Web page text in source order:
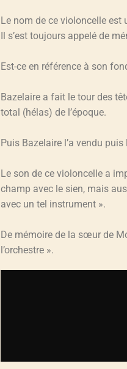
Le nom de ce violoncelle est
Il s’est toujours appelé de
Est-ce en référence à son
Bazelaire a fait le tour des
total (hélas) de l’époque.
Puis Bazelaire l’a vendu
Le son de ce violoncelle a
champ avec le sien, mais
avec un tel instrument ».
De mémoire de la sœur de
l’orchestre ».